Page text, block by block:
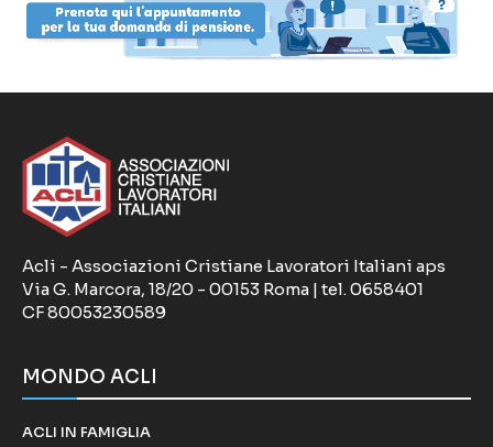
Acli - Associazioni Cristiane Lavoratori Italiani aps
Via G. Marcora, 18/20 - 00153 Roma | tel. 0658401
CF 80053230589
MONDO ACLI
ACLI IN FAMIGLIA